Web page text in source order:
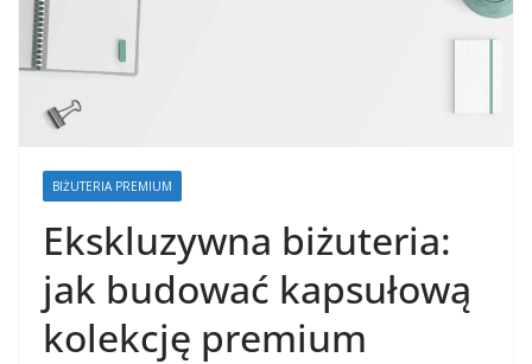
BIŻUTERIA PREMIUM
Ekskluzywna biżuteria:
jak budować kapsułową
kolekcję premium